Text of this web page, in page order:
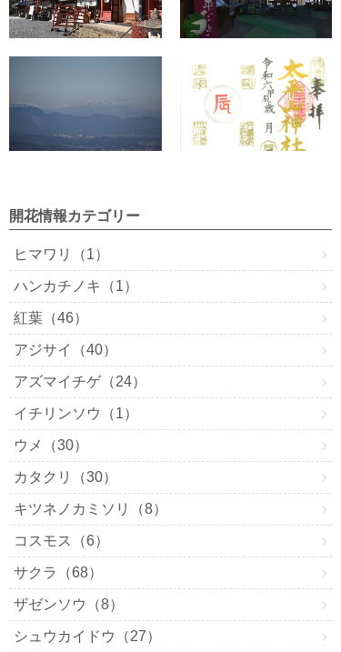
開花情報カテゴリー
ヒマワリ（1）
ハンカチノキ（1）
紅葉（46）
アジサイ（40）
アズマイチゲ（24）
イチリンソウ（1）
ウメ（30）
カタクリ（30）
キツネノカミソリ（8）
コスモス（6）
サクラ（68）
ザゼンソウ（8）
シュウカイドウ（27）